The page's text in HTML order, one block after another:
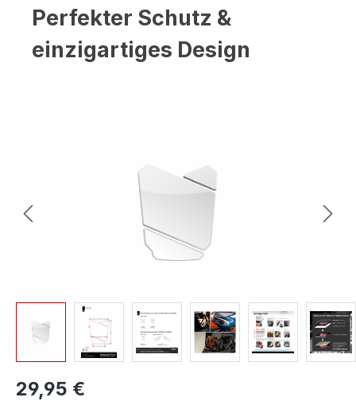
Perfekter Schutz &
einzigartiges Design
29,95 €